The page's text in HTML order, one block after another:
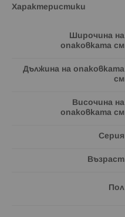
Характеристики
Широчина на
опаковката см
Дължина на опаковката
см
Височина на
опаковката см
Серия
Възраст
Пол